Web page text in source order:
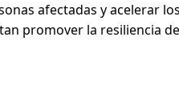
afectadas y acelerar
promover la resiliencia